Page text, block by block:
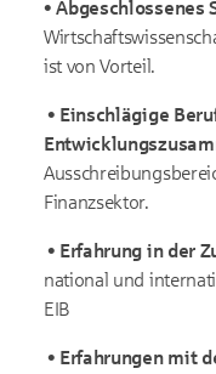
•Abgeschlossenes
ist von Vorteil.
• Einschlägige
Finanzsektor.
• Erfahrung in der
national und
EIB
• Erfahrungen mit